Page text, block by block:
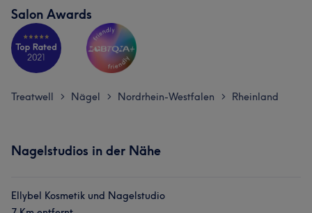
Salon Awards
Treatwell > Nägel > Nordrhein-Westfalen > Rheinland
Nagelstudios in der Nähe
Ellybel Kosmetik und Nagelstudio